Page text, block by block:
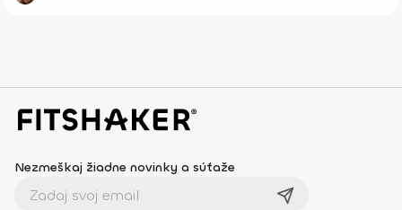
Nezmeškaj žiadne novinky a súťaže